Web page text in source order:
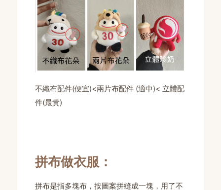
不織布配件(便宜)<兩片布配件 (適中)< 立體配
件(最貴)
拼布做衣服：
拼布是指多塊布，按圖案拼縫成一塊，用了不